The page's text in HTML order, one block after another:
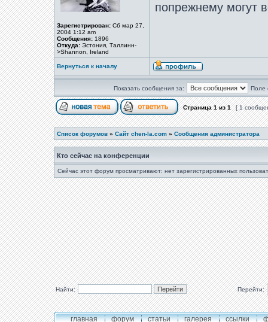
Зарегистрирован: Сб мар 27,
2004 1:12 am
Сообщения: 1896
Откуда: Эстония, Таллинн-
>Shannon, Ireland
попрежнему могут
Вернуться к началу
Показать сообщения за: Поле
Страница1из1 [ 1
Список форумов » Сайт chen-la.com » Сообщения администратора
Кто сейчас на конференции
Сейчас этот форум просматривают: нет зарегистрированных
Найти: Перейти:
главная форум статьи галерея ссылки